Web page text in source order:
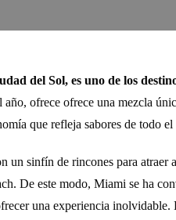
del Sol, es uno de los
ofrece ofrece una mezcla
que refleja sabores de todo el
un sinfín de rincones para
De este modo, Miami se ha
una experiencia inolvidable.